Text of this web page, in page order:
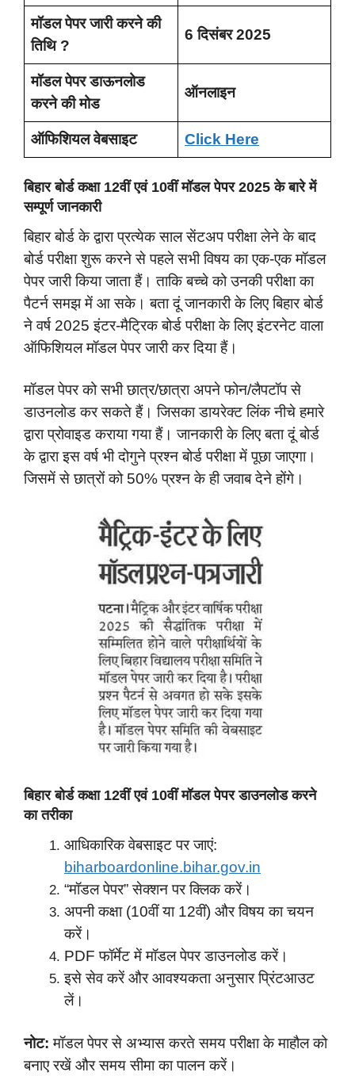
मॉडल पेपर जारी करने की
तिथि ?
6 दिसंबर 2025
मॉडल पेपर डाऊनलोड
करने की मोड
ऑनलाइन
ऑफिशियल वेबसाइट Click Here
बिहार बोर्ड कक्षा 12वीं एवं 10वीं मॉडल पेपर 2025 के बारे में
सम्पूर्ण जानकारी
बिहार बोर्ड के द्वारा प्रत्येक साल सेंटअप परीक्षा लेने के बाद
बोर्ड परीक्षा शुरू करने से पहले सभी विषय का एक-एक मॉडल
पेपर जारी किया जाता हैं। ताकि बच्चे को उनकी परीक्षा का
पैटर्न समझ में आ सके। बता दूं जानकारी के लिए बिहार बोर्ड
ने वर्ष 2025 इंटर-मैट्रिक बोर्ड परीक्षा के लिए इंटरनेट वाला
ऑफिशियल मॉडल पेपर जारी कर दिया हैं।
मॉडल पेपर को सभी छात्र/छात्रा अपने फोन/लैपटॉप से
डाउनलोड कर सकते हैं। जिसका डायरेक्ट लिंक नीचे हमारे
द्वारा प्रोवाइड कराया गया हैं। जानकारी के लिए बता दूं बोर्ड
के द्वारा इस वर्ष भी दोगुने प्रश्न बोर्ड परीक्षा में पूछा जाएगा।
जिसमें से छात्रों को 50% प्रश्न के ही जवाब देने होंगे।
बिहार बोर्ड कक्षा 12वीं एवं 10वीं मॉडल पेपर डाउनलोड करने
का तरीका
आधिकारिक वेबसाइट पर जाएं:
biharboardonline.bihar.gov.in
“मॉडल पेपर” सेक्शन पर क्लिक करें।
अपनी कक्षा (10वीं या 12वीं) और विषय का चयन
करें।
PDF फॉर्मेट में मॉडल पेपर डाउनलोड करें।
इसे सेव करें और आवश्यकता अनुसार प्रिंटआउट
लें।
नोट: मॉडल पेपर से अभ्यास करते समय परीक्षा के माहौल को
बनाए रखें और समय सीमा का पालन करें।